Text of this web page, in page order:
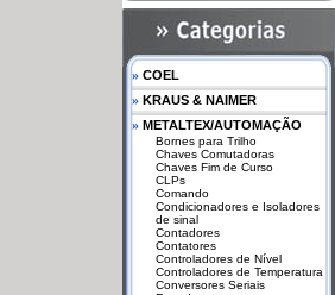
» COEL
» KRAUS & NAIMER
» METALTEX/AUTOMAÇÃO
Bornes para Trilho
Chaves Comutadoras
Chaves Fim de Curso
CLPs
Comando
Condicionadores e Isoladores
de sinal
Contadores
Contatores
Controladores de Nível
Controladores de Temperatura
Conversores Seriais